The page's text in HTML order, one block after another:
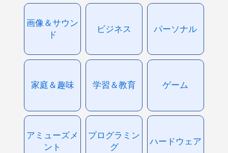
画像＆サウン
ド
ビジネス パーソナル
家庭＆趣味 学習＆教育 ゲーム
アミューズメ
ント
プログラミン
グ
ハードウェア